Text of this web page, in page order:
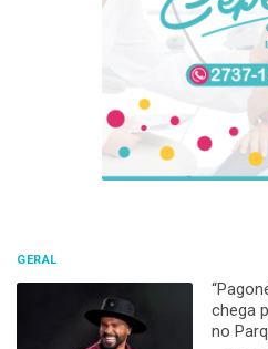
GERAL
chega
no